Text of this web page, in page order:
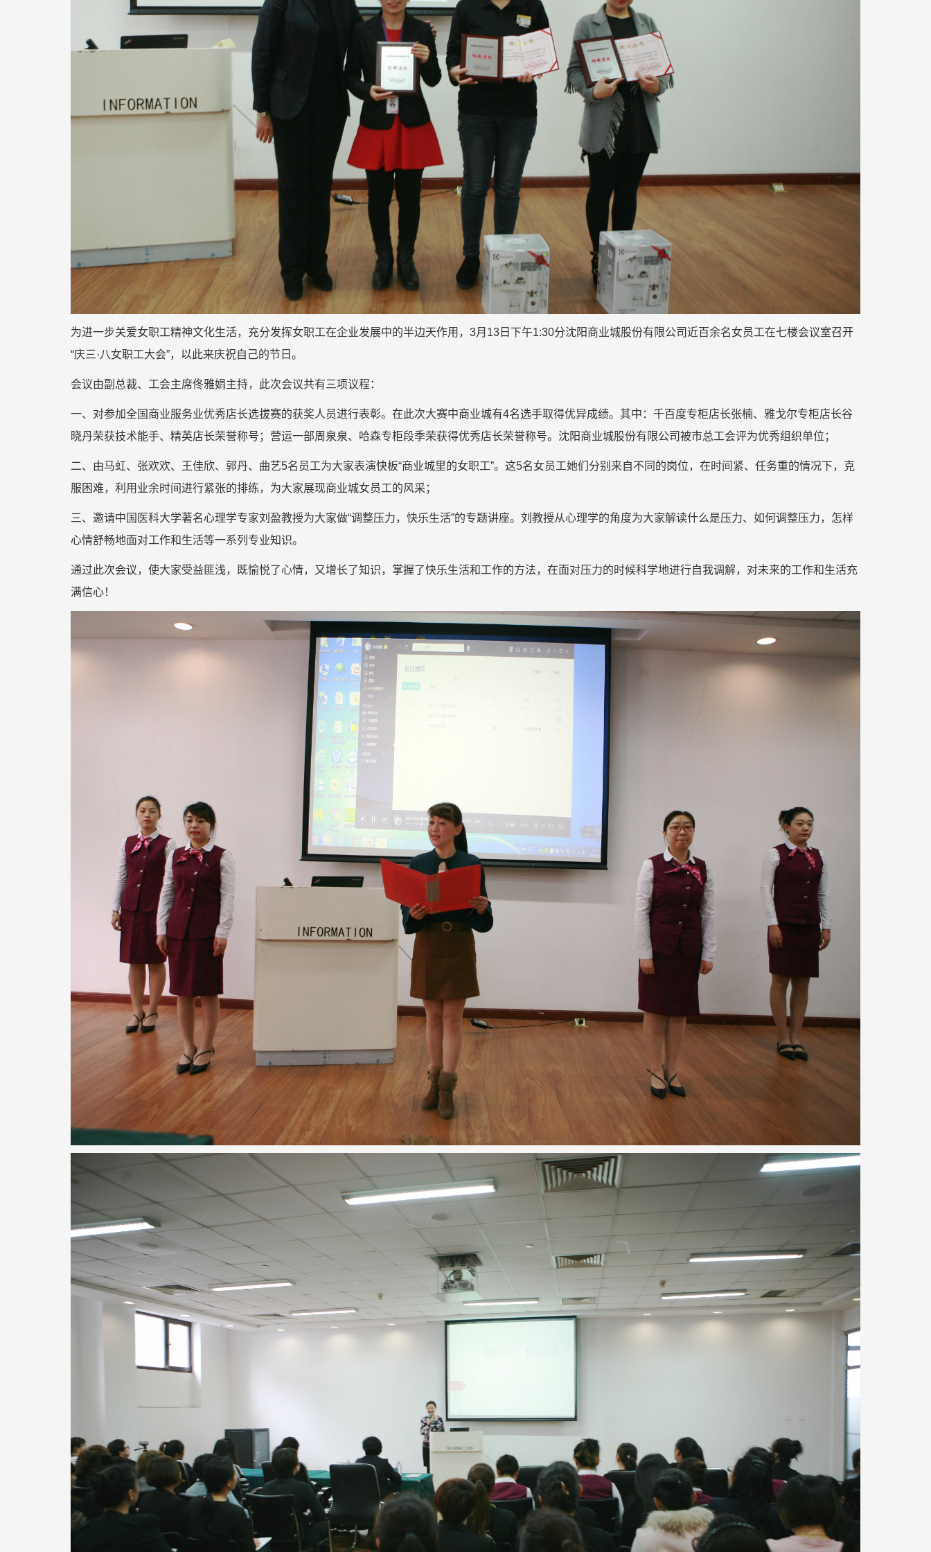
为进一步关爱女职工精神文化生活，充分发挥女职工在企业发展中的半边天作用，3月13日下午1:30分沈阳商业城股份有限公司近百余名女员工在七楼会议室召开
“庆三·八女职工大会”，以此来庆祝自己的节日。
会议由副总裁、工会主席佟雅娟主持，此次会议共有三项议程：
一、对参加全国商业服务业优秀店长选拔赛的获奖人员进行表彰。在此次大赛中商业城有4名选手取得优异成绩。其中：千百度专柜店长张楠、雅戈尔专柜店长谷
晓丹荣获技术能手、精英店长荣誉称号；营运一部周泉泉、哈森专柜段季荣获得优秀店长荣誉称号。沈阳商业城股份有限公司被市总工会评为优秀组织单位；
二、由马虹、张欢欢、王佳欣、郭丹、曲艺5名员工为大家表演快板“商业城里的女职工”。这5名女员工她们分别来自不同的岗位，在时间紧、任务重的情况下，克
服困难，利用业余时间进行紧张的排练，为大家展现商业城女员工的风采；
三、邀请中国医科大学著名心理学专家刘盈教授为大家做“调整压力，快乐生活”的专题讲座。刘教授从心理学的角度为大家解读什么是压力、如何调整压力，怎样
心情舒畅地面对工作和生活等一系列专业知识。
通过此次会议，使大家受益匪浅，既愉悦了心情，又增长了知识，掌握了快乐生活和工作的方法，在面对压力的时候科学地进行自我调解，对未来的工作和生活充
满信心！